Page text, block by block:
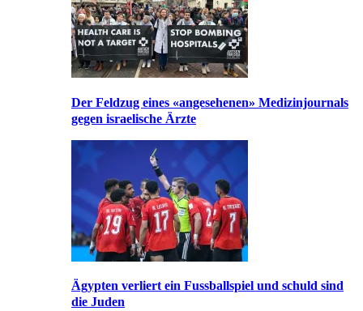
Der Feldzug eines «angesehenen» Medizinjournals
gegen israelische Ärzte
Ägypten verliert ein Fussballspiel und schuld sind
die Juden